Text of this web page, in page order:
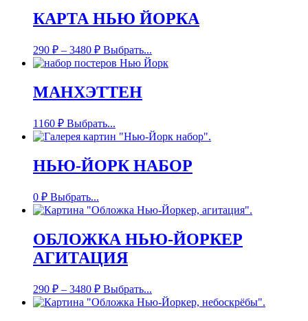
КАРТА НЬЮ ЙОРКА
290 ₽ – 3480 ₽ Выбрать...
МАНХЭТТЕН
1160 ₽ Выбрать...
НЬЮ-ЙОРК НАБОР
0 ₽ Выбрать...
ОБЛОЖКА НЬЮ-ЙОРКЕР
АГИТАЦИЯ
290 ₽ – 3480 ₽ Выбрать...